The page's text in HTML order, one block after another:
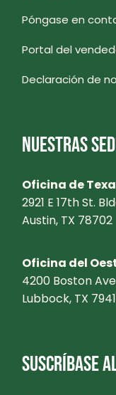
Póngase en
Portal del
Declaración de
NUESTRAS
Oficina de
2921 E 17th St.
Austin, TX 78702
Oficina del
4200 Boston
Lubbock, TX
SUSCRÍBASE